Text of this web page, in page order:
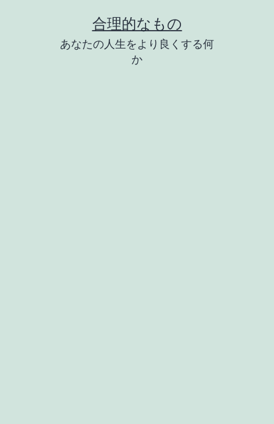
合理的なもの
あなたの人生をより良くする何
か